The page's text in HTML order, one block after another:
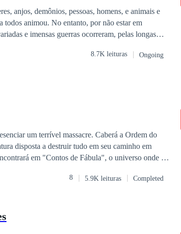
anjos, demônios, pessoas, homens, e animais e
todos animou. No entanto, por não estar em
e imensas guerras ocorreram, pelas longas
dominados pelos demônios. Anjos, demônios,
uma mudança de era tão terrível que pode, até
8.7K leituras Ongoing
um terrível massacre. Caberá a Ordem do
disposta a destruir tudo em seu caminho em
em "Contos de Fábula", o universo onde as
de uma forma completamente nova e envolvente
8 5.9K leituras Completed